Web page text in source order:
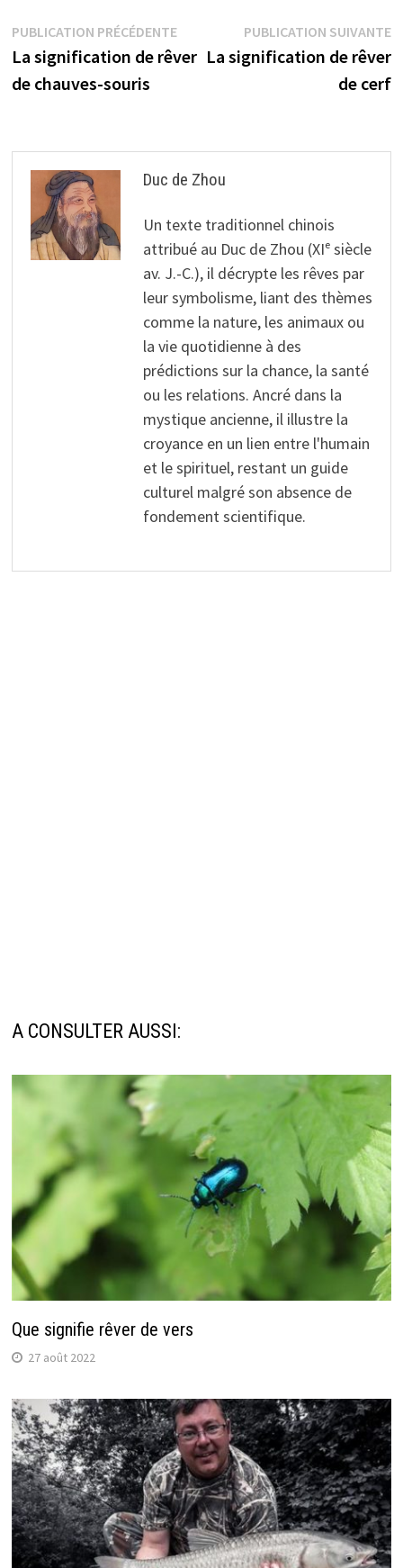
Navigation
de
PUBLICATION PRÉCÉDENTEPublication
précédente :
La signification de rêver
de chauves-souris
PUBLICATION SUIVANTE
La signification de rêver
de cerf
Duc de Zhou
Un texte traditionnel chinois
attribué au Duc de Zhou (XIᵉ siècle
av. J.-C.), il décrypte les rêves par
leur symbolisme, liant des thèmes
comme la nature, les animaux ou
la vie quotidienne à des
prédictions sur la chance, la santé
ou les relations. Ancré dans la
mystique ancienne, il illustre la
croyance en un lien entre l'humain
et le spirituel, restant un guide
culturel malgré son absence de
fondement scientifique.
A CONSULTER AUSSI:
Que signifie rêver de vers
27 août 2022